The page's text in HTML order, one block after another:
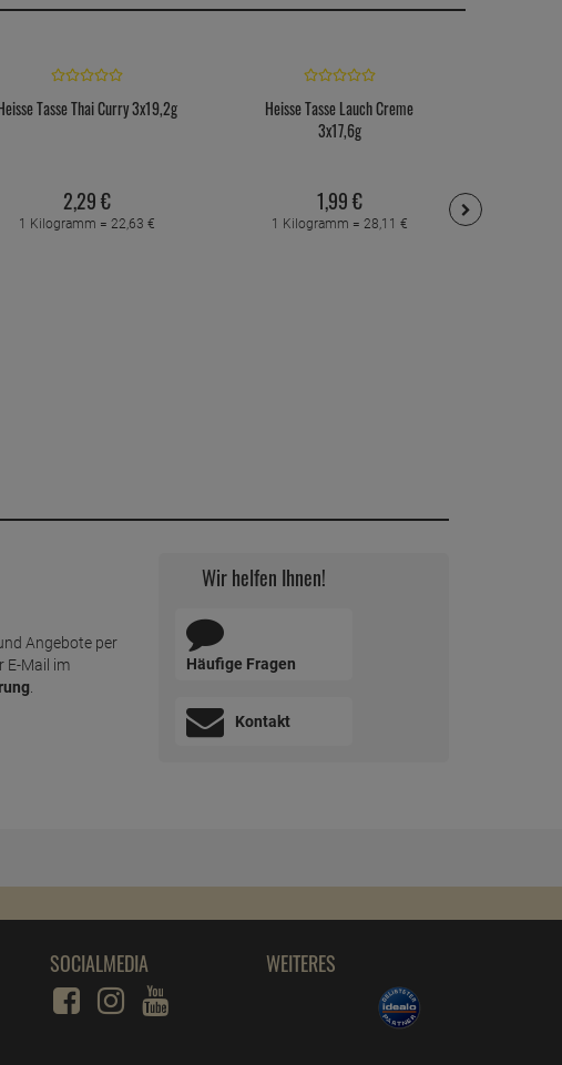
Tasse Thai Curry 3x19,2g
2,29€
1 Kilogramm = 22, 63 €
Heisse Tasse Lauch Creme
3x17,6g
1,99€
1 Kilogramm = 28, 11 €
Angebote per
E-Mail im
.
Wir helfen Ihnen!
Häufige Fragen
Kontakt
SOCIALMEDIA WEITERES